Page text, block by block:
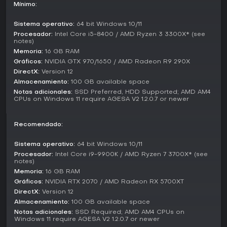
Tu equipo lo forman siete compañeros únicos, cada uno
con habilidades y pasados propios. Recluta a personajes
como Harding the Scout, Neve the Detective, Emmrich the
Necromancer, Taash the Dragon Hunter, Davrin the Warden,
Bellara the Veil Jumper y Lucanis the Mage Killer. Estos
aliados aportan especialidades al combate, como
personales enriquecen los elementos RPG. Las decisiones
en sus historias afectan su evolución y otorgan habilidades
Dragon Age: The Veilguard recibe elogios por sus
compañeros carismáticos, guion matizado y combates
dinámicos, lo que lo convierte en una opción sólida para
amantes de los RPG narrativos con profundidad táctica. La
recepción de los jugadores, reflejada en reseñas de sitios
como IGN y GameSpot, valora los arcos de personajes y
las cinemáticas, pese a críticas sobre animaciones y
actualizaciones según fuentes de principios de 2026, el
Mínimo:
Sistema operativo: 64 bit Windows 10/11
Procesador: Intel Core i5-8400 / AMD Ryzen 3 3300X* (see
notes)
Memoria: 16 GB RAM
Gráficos: NVIDIA GTX 970/1650 / AMD Radeon R9 290X
DirectX: Version 12
Almacenamiento: 100 GB available space
Notas adicionales: SSD Preferred, HDD Supported; AMD AM4
CPUs on Windows 11 require AGESA V2 1.2.0.7 or newer
Recomendado:
Sistema operativo: 64 bit Windows 10/11
Procesador: Intel Core i9-9900K / AMD Ryzen 7 3700X* (see
notes)
Memoria: 16 GB RAM
Gráficos: NVIDIA RTX 2070 / AMD Radeon RX 5700XT
DirectX: Version 12
Almacenamiento: 100 GB available space
Notas adicionales: SSD Required; AMD AM4 CPUs on
Windows 11 require AGESA V2 1.2.0.7 or newer